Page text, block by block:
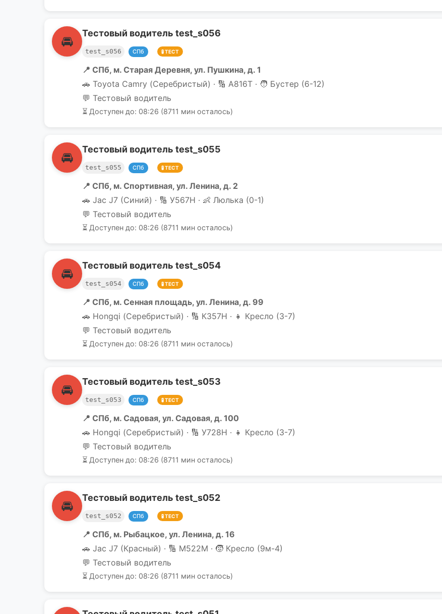
🚘 Тестовый водитель test_s056
test_s056 СПб 🧪 ТЕСТ
📍 СПб, м. Старая Деревня, ул. Пушкина, д. 1
🚗 Toyota Camry (Серебристый) · 🔢 А816Т · 🧑 Бустер (6-12)
💬 Тестовый водитель
⏳ Доступен до: 08:26 (8711 мин осталось)
🚘 Тестовый водитель test_s055
test_s055 СПб 🧪 ТЕСТ
📍 СПб, м. Спортивная, ул. Ленина, д. 2
🚗 Jac J7 (Синий) · 🔢 У567Н · 👶 Люлька (0-1)
💬 Тестовый водитель
⏳ Доступен до: 08:26 (8711 мин осталось)
🚘 Тестовый водитель test_s054
test_s054 СПб 🧪 ТЕСТ
📍 СПб, м. Сенная площадь, ул. Ленина, д. 99
🚗 Hongqi (Серебристый) · 🔢 К357Н · 👧 Кресло (3-7)
💬 Тестовый водитель
⏳ Доступен до: 08:26 (8711 мин осталось)
🚘 Тестовый водитель test_s053
test_s053 СПб 🧪 ТЕСТ
📍 СПб, м. Садовая, ул. Садовая, д. 100
🚗 Hongqi (Серебристый) · 🔢 У728Н · 👧 Кресло (3-7)
💬 Тестовый водитель
⏳ Доступен до: 08:26 (8711 мин осталось)
🚘 Тестовый водитель test_s052
test_s052 СПб 🧪 ТЕСТ
📍 СПб, м. Рыбацкое, ул. Ленина, д. 16
🚗 Jac J7 (Красный) · 🔢 М522М · 🧒 Кресло (9м-4)
💬 Тестовый водитель
⏳ Доступен до: 08:26 (8711 мин осталось)